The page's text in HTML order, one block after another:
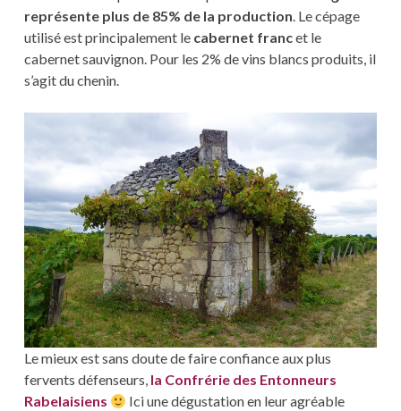
représente plus de 85% de la production. Le cépage
utilisé est principalement le cabernet francet le
cabernet sauvignon. Pour les 2% de vins blancs produits, il
s’agit du chenin.
Le mieux est sans doute de faire confiance aux plus
fervents défenseurs, la Confrérie des Entonneurs
Rabelaisiens
Ici une dégustation en leur agréable